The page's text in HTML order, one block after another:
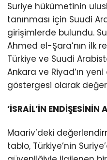
Suriye hükümetinin
tanınması için Suudi
girişimlerde bulundu.
Ahmed el-Şara’nın ilk
Türkiye ve Suudi
Ankara ve Riyad’ın yeni
göstergesi olarak
‘İSRAİL’İN ENDİŞESİNİN
Maariv’deki
tablo, Türkiye’nin